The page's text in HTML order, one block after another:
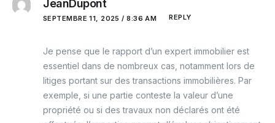
JeanDupont
SEPTEMBRE 11, 2025 / 8:36 AM REPLY
Je pense que le rapport d’un expert immobilier est
essentiel dans de nombreux cas, notamment lors de
litiges portant sur des transactions immobilières. Par
exemple, si une partie conteste la valeur d’une
propriété ou si des travaux non déclarés ont été